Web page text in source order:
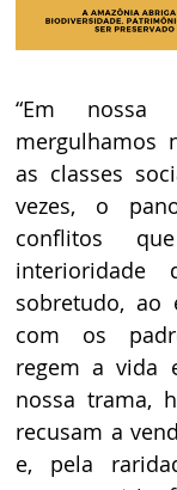
“Em nossa
mergulhamos
as classes
vezes, o
conflitos
interioridade
sobretudo, ao
com os
regem a vida
nossa trama,
recusam a
e, pela